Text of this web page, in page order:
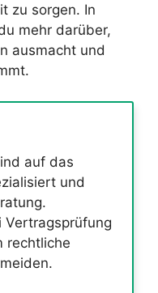
zu sorgen. In
mehr darüber,
ausmacht und
auf das
und
Vertragsprüfung
rechtliche